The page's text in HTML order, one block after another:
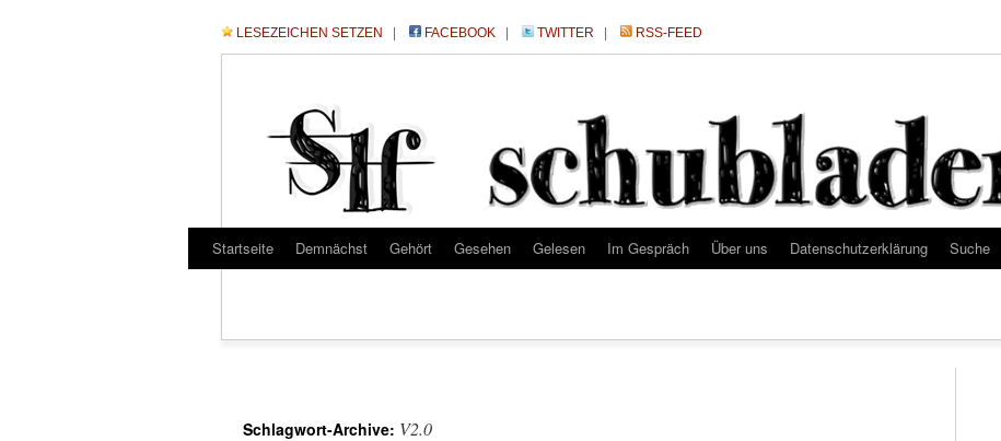
LESEZEICHEN SETZEN FACEBOOK TWITTER RSS-FEED
Startseite Demnächst Gehört Gesehen Gelesen Im Gespräch Über uns Datenschutzerklärung Suche
Schlagwort-Archive: V2.0